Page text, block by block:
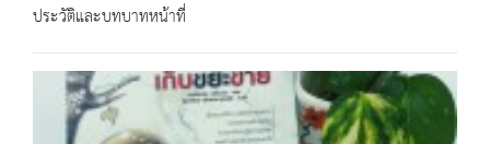
ประวัติและบทบาทหน้าที่